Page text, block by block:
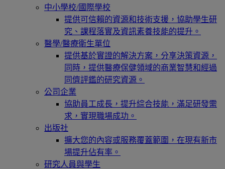
中小學校/國際學校
提供可信賴的資源和技術支援，協助學生研
究、課程落實及資訊素養技能的提升。
醫學/醫療衛生單位
提供基於實證的解決方案，分享決策資源，
同時，提供醫療保健領域的商業智慧和經過
同儕評鑑的研究資源。
公司企業
協助員工成長，提升綜合技能，滿足研發需
求，實現職場成功。
出版社
擴大您的內容或服務覆蓋範圍，在現有新市
場提升佔有率。
研究人員與學生